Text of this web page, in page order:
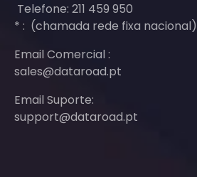
Telefone: 211 459 950
* : (chamada rede fixa nacional)
Email Comercial :
sales@dataroad.pt
Email Suporte:
support@dataroad.pt